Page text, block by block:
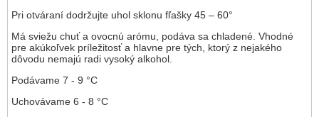
Pri otváraní dodržujte uhol sklonu fľašky 45 – 60°
Má sviežu chuť a ovocnú arómu, podáva sa chladené. Vhodné
pre akúkoľvek príležitosť a hlavne pre tých, ktorý z nejakého
dôvodu nemajú radi vysoký alkohol.
Podávame 7 - 9 °C
Uchovávame 6 - 8 °C